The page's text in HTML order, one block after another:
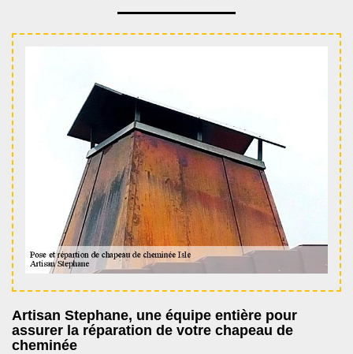
Artisan Stephane, une équipe entière pour
assurer la réparation de votre chapeau de
cheminée